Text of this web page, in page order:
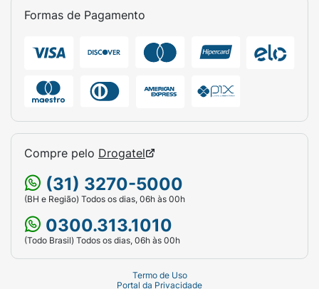
Formas de Pagamento
Compre pelo Drogatel
(31) 3270-5000
(BH e Região) Todos os dias, 06h às 00h
0300.313.1010
(Todo Brasil) Todos os dias, 06h às 00h
Termo de Uso
Portal da Privacidade